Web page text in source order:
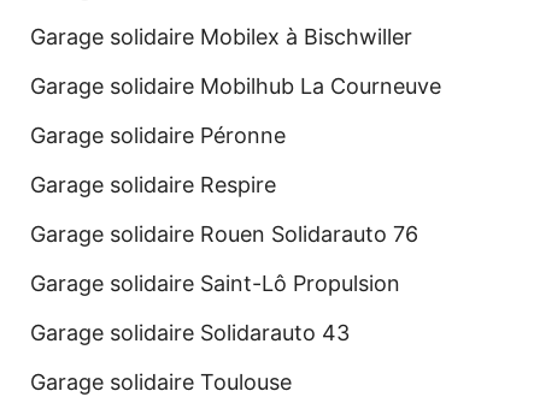
Garage solidaire Mobilex à Bischwiller
Garage solidaire Mobilhub La Courneuve
Garage solidaire Péronne
Garage solidaire Respire
Garage solidaire Rouen Solidarauto 76
Garage solidaire Saint-Lô Propulsion
Garage solidaire Solidarauto 43
Garage solidaire Toulouse